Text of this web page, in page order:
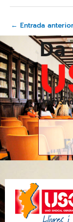
← Entrada
Da
Unión